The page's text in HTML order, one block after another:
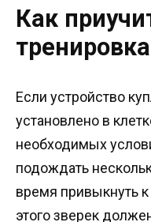
Как
Если устройство
установлено в
необходимых
подождать
время привыкнуть
этого зверек